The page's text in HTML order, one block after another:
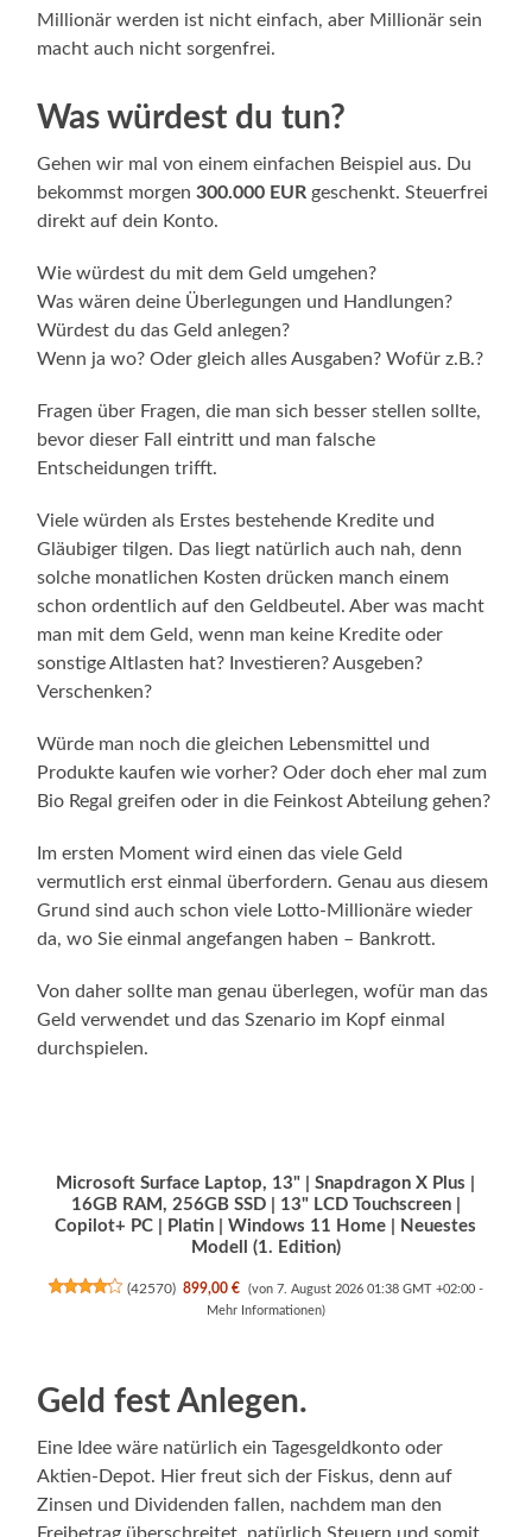
Millionär werden ist nicht einfach, aber Millionär sein
macht auch nicht sorgenfrei.
Was würdest du tun?
Gehen wir mal von einem einfachen Beispiel aus. Du
bekommst morgen300.000 EUR geschenkt. Steuerfrei
direkt auf dein Konto.
Wie würdest du mit dem Geld umgehen?
Was wären deine Überlegungen und Handlungen?
Würdest du das Geld anlegen?
Wenn ja wo? Oder gleich alles Ausgaben? Wofür z.B.?
Fragen über Fragen, die man sich besser stellen sollte,
bevor dieser Fall eintritt und man falsche
Entscheidungen trifft.
Viele würden als Erstes bestehende Kredite und
Gläubiger tilgen. Das liegt natürlich auch nah, denn
solche monatlichen Kosten drücken manch einem
schon ordentlich auf den Geldbeutel. Aber was macht
man mit dem Geld, wenn man keine Kredite oder
sonstige Altlasten hat? Investieren? Ausgeben?
Verschenken?
Würde man noch die gleichen Lebensmittel und
Produkte kaufen wie vorher? Oder doch eher mal zum
Bio Regal greifen oder in die Feinkost Abteilung gehen?
Im ersten Moment wird einen das viele Geld
vermutlich erst einmal überfordern. Genau aus diesem
Grund sind auch schon viele Lotto-Millionäre wieder
da, wo Sie einmal angefangen haben – Bankrott.
Von daher sollte man genau überlegen, wofür man das
Geld verwendet und das Szenario im Kopf einmal
durchspielen.
Microsoft Surface Laptop, 13" | Snapdragon X Plus |
16GB RAM, 256GB SSD | 13" LCD Touchscreen |
Copilot+ PC | Platin | Windows 11 Home | Neuestes
Modell (1. Edition)
(42570) 899,00 €
(von 7. August 2026 01:38 GMT +02:00 -
Mehr Informationen)
Geld fest Anlegen.
Eine Idee wäre natürlich ein Tagesgeldkonto oder
Aktien-Depot. Hier freut sich der Fiskus, denn auf
Zinsen und Dividenden fallen, nachdem man den